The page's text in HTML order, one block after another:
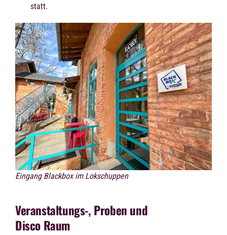
statt.
Eingang Blackbox im Lokschuppen
Veranstaltungs-, Proben und
Disco Raum